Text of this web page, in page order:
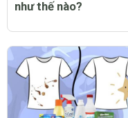
Trẻ bị sởi có biểu
như thế nào?